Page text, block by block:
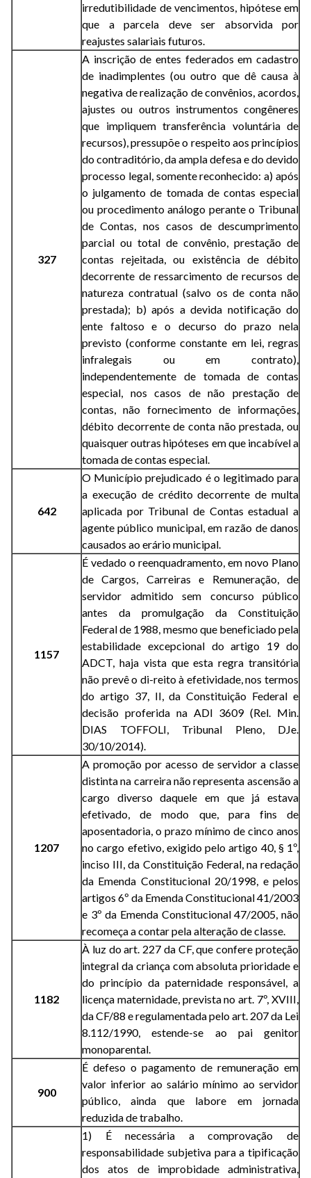
irredutibilidade de vencimentos, hipótese em
que a parcela deve ser absorvida por
reajustes salariais futuros.
327
A inscrição de entes federados em cadastro
de inadimplentes (ou outro que dê causa à
negativa de realização de convênios, acordos,
ajustes ou outros instrumentos congêneres
que impliquem transferência voluntária de
recursos), pressupõe o respeito aos princípios
do contraditório, da ampla defesa e do devido
processo legal, somente reconhecido: a) após
o julgamento de tomada de contas especial
ou procedimento análogo perante o Tribunal
de Contas, nos casos de descumprimento
parcial ou total de convênio, prestação de
contas rejeitada, ou existência de débito
decorrente de ressarcimento de recursos de
natureza contratual (salvo os de conta não
prestada); b) após a devida notificação do
ente faltoso e o decurso do prazo nela
previsto (conforme constante em lei, regras
infralegais ou em contrato),
independentemente de tomada de contas
especial, nos casos de não prestação de
contas, não fornecimento de informações,
débito decorrente de conta não prestada, ou
quaisquer outras hipóteses em que incabível a
tomada de contas especial.
642
O Município prejudicado é o legitimado para
a execução de crédito decorrente de multa
aplicada por Tribunal de Contas estadual a
agente público municipal, em razão de danos
causados ao erário municipal.
1157
É vedado o reenquadramento, em novo Plano
de Cargos, Carreiras e Remuneração, de
servidor admitido sem concurso público
antes da promulgação da Constituição
Federal de 1988, mesmo que beneficiado pela
estabilidade excepcional do artigo 19 do
ADCT, haja vista que esta regra transitória
não prevê o di-reito à efetividade, nos termos
do artigo 37, II, da Constituição Federal e
decisão proferida na ADI 3609 (Rel. Min.
DIAS TOFFOLI, Tribunal Pleno, DJe.
30/10/2014).
1207
A promoção por acesso de servidor a classe
distinta na carreira não representa ascensão a
cargo diverso daquele em que já estava
efetivado, de modo que, para fins de
aposentadoria, o prazo mínimo de cinco anos
no cargo efetivo, exigido pelo artigo 40, § 1º,
inciso III, da Constituição Federal, na redação
da Emenda Constitucional 20/1998, e pelos
artigos 6º da Emenda Constitucional 41/2003
e 3º da Emenda Constitucional 47/2005, não
recomeça a contar pela alteração de classe.
1182
À luz do art. 227 da CF, que confere proteção
integral da criança com absoluta prioridade e
do princípio da paternidade responsável, a
licença maternidade, prevista no art. 7º, XVIII,
da CF/88 e regulamentada pelo art. 207 da Lei
8.112/1990, estende-se ao pai genitor
monoparental.
900
É defeso o pagamento de remuneração em
valor inferior ao salário mínimo ao servidor
público, ainda que labore em jornada
reduzida de trabalho.
1) É necessária a comprovação de
responsabilidade subjetiva para a tipificação
dos atos de improbidade administrativa,